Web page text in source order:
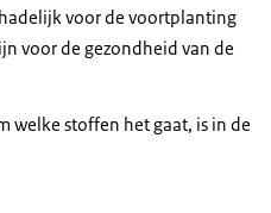
voor de voortplanting
voor de gezondheid van de
welke stoffen het gaat, is in de